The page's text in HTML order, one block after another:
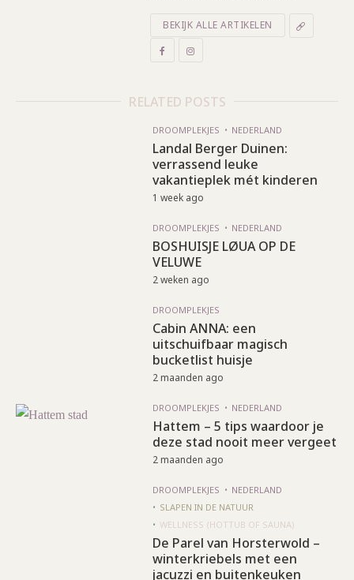
BEKIJK ALLE ARTIKELEN
RELATED POSTS
DROOMPLEKJES NEDERLAND
Landal Berger Duinen:
verrassend leuke
vakantieplek mét kinderen
1 week ago
DROOMPLEKJES NEDERLAND
BOSHUISJE LØUA OP DE
VELUWE
2 weken ago
DROOMPLEKJES
Cabin ANNA: een
uitschuifbaar magisch
bucketlist huisje
2 maanden ago
DROOMPLEKJES NEDERLAND
Hattem – 5 tips waardoor je
deze stad nooit meer vergeet
2 maanden ago
DROOMPLEKJES
NEDERLAND
SLAPEN IN DE NATUUR
WELLNESS (HOTTUB OF SAUNA)
De Parel van Horsterwold –
winterkriebels met een
jacuzzi en buitenkeuken